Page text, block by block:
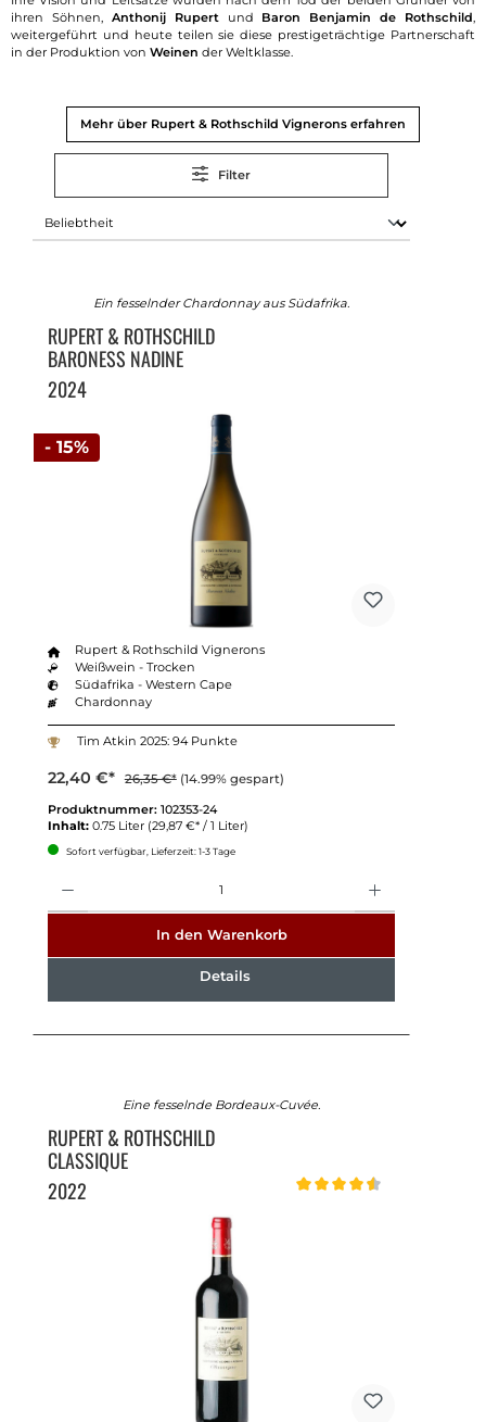
ihren Söhnen, Anthonij Rupertund Baron Benjamin de Rothschild,
weitergeführt und heute teilen sie diese prestigeträchtige Partnerschaft
in der Produktion von Weinen der Weltklasse.
Mehr über Rupert & Rothschild Vignerons erfahren
Filter
- 15%
Ein fesselnder Chardonnay aus Südafrika.
RUPERT & ROTHSCHILD
BARONESS NADINE
2024
Rupert & Rothschild Vignerons
Weißwein - Trocken
Südafrika - Western Cape
Chardonnay
Tim Atkin 2025: 94 Punkte
22,40 €* 26,35 €* (14.99% gespart)
Produktnummer: 102353-24
Inhalt: 0.75 Liter (29,87 €* / 1 Liter)
Sofort verfügbar, Lieferzeit: 1-3 Tage
In den Warenkorb
Details
Eine fesselnde Bordeaux-Cuvée.
RUPERT & ROTHSCHILD
CLASSIQUE
2022